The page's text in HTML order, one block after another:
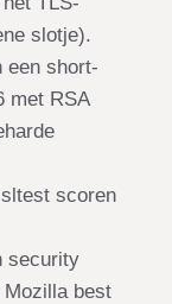
slotje).
een short-
met RSA
scoren
security
Mozilla best